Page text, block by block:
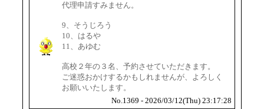
代理申請すみません。
9、そうじろう
10、はるや
11、あゆむ
高校２年の３名、予約させていただきます。
ご迷惑おかけするかもしれませんが、よろしく
お願いいたします。
No.1369 - 2026/03/12(Thu) 23:17:28